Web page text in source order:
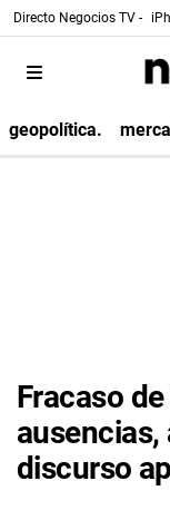
Directo Negocios TV -
geopolítica.
Fracaso
ausencias,
discurso